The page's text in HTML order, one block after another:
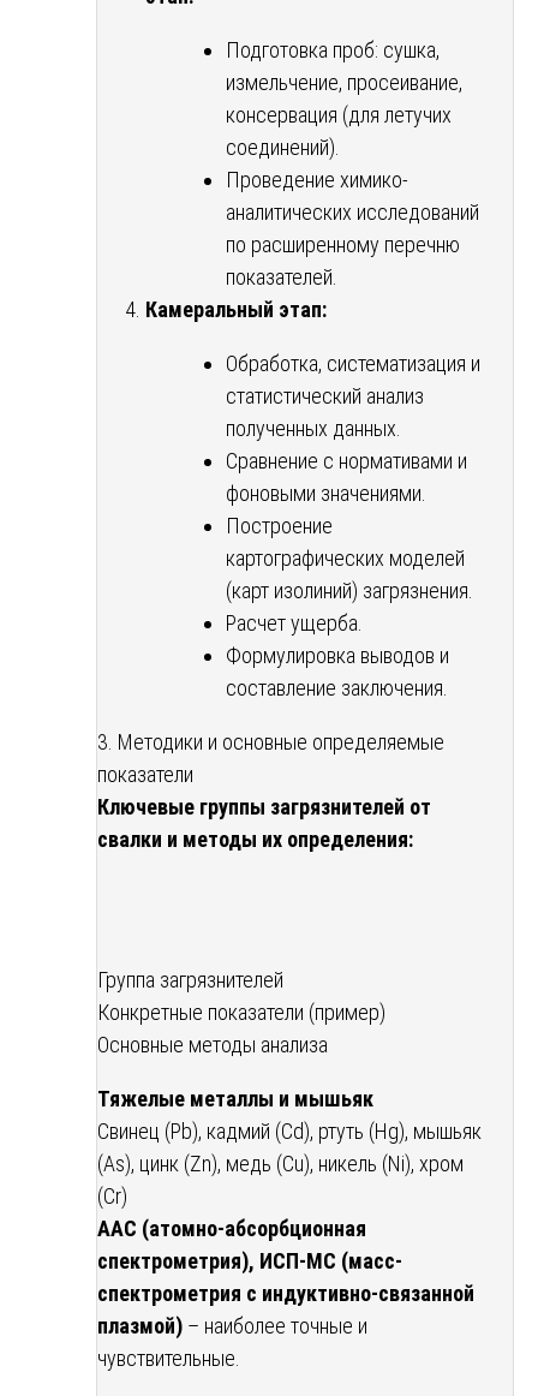
Подготовка проб: сушка,
измельчение, просеивание,
консервация (для летучих
соединений).
Проведение химико-
аналитических исследований
по расширенному перечню
показателей.
Камеральный этап:
Обработка, систематизация и
статистический анализ
полученных данных.
Сравнение с нормативами и
фоновыми значениями.
Построение
картографических моделей
(карт изолиний) загрязнения.
Расчет ущерба.
Формулировка выводов и
составление заключения.
3. Методики и основные определяемые
показатели
Ключевые группы загрязнителей от
свалки и методы их определения:
Группа загрязнителей
Конкретные показатели (пример)
Основные методы анализа
Тяжелые металлы и мышьяк
Свинец (Pb), кадмий (Cd), ртуть (Hg), мышьяк
(As), цинк (Zn), медь (Cu), никель (Ni), хром
(Cr)
ААС (атомно-абсорбционная
спектрометрия), ИСП-МС (масс-
спектрометрия с индуктивно-связанной
плазмой) – наиболее точные и
чувствительные.